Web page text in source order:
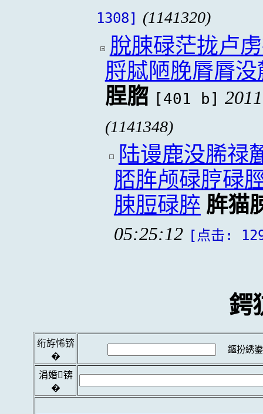
1308] (1141320)
脫脨碌茫拢卢
脟脦陋脕脣脣
脭脗 [401 b]
(1141348)
陆谩鹿没脪禄
脴脌颅碌脝碌
脨脰碌脺 脌猫
05:25:12 [点击:
鍔
绗斿悕锛
�
鏂扮綉
涓婚锛
�